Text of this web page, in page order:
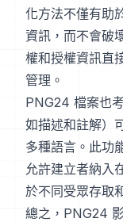
化方法不僅有助
資訊，而不會破
權和授權資訊直
管理。
PNG24 檔案也
如描述和註解）
多種語言。此功
允許建立者納入
於不同受眾存取
總之，PNG24